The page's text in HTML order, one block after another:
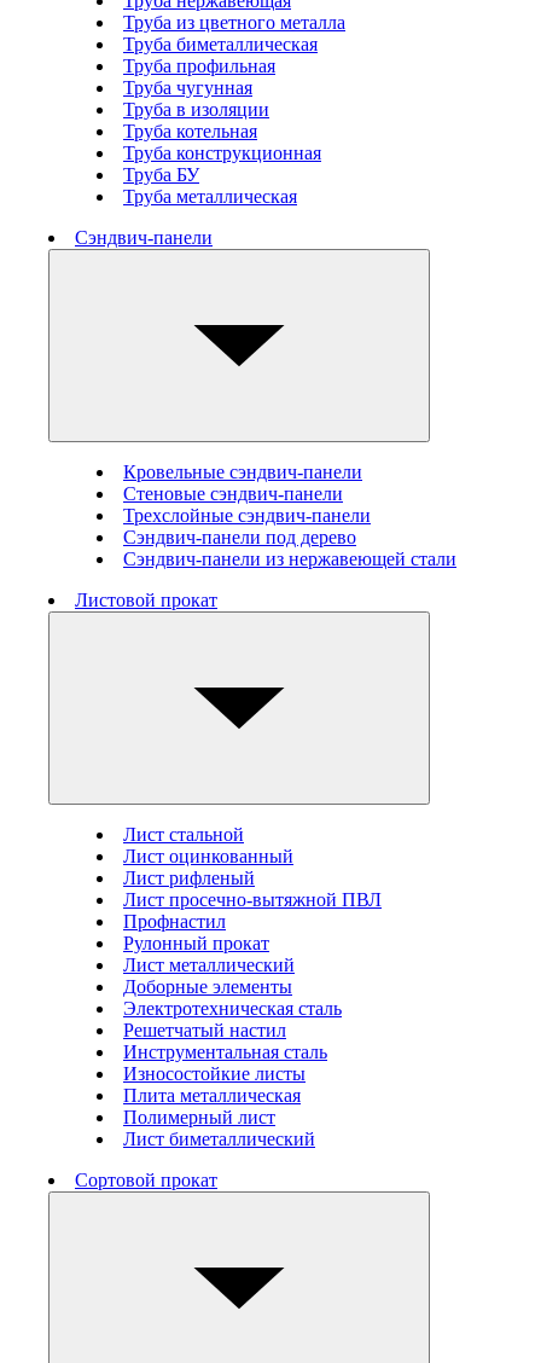
Труба из цветного металла
Труба биметаллическая
Труба профильная
Труба чугунная
Труба в изоляции
Труба котельная
Труба конструкционная
Труба БУ
Труба металлическая
Сэндвич-панели
Кровельные сэндвич-панели
Стеновые cэндвич-панели
Трехслойные сэндвич-панели
Сэндвич-панели под дерево
Сэндвич-панели из нержавеющей стали
Листовой прокат
Лист стальной
Лист оцинкованный
Лист рифленый
Лист просечно-вытяжной ПВЛ
Профнастил
Рулонный прокат
Лист металлический
Доборные элементы
Электротехническая сталь
Решетчатый настил
Инструментальная сталь
Износостойкие листы
Плита металлическая
Полимерный лист
Лист биметаллический
Сортовой прокат